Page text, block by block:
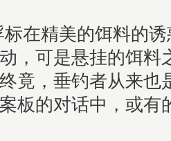
在精美的饵料的
，可是悬挂的饵料
，垂钓者从来也
板的对话中，或有